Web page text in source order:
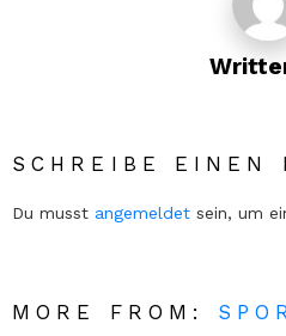
SCHREIBE EINEN
Du musst angemeldet sein, um
MORE FROM: